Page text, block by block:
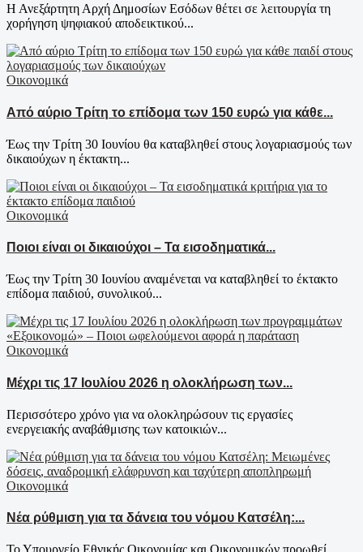
Η Ανεξάρτητη Αρχή Δημοσίων Εσόδων θέτει σε λειτουργία τη
χορήγηση ψηφιακού αποδεικτικού...
Οικονομικά
Από αύριο Τρίτη το επίδομα των 150 ευρώ για κάθε...
Έως την Τρίτη 30 Ιουνίου θα καταβληθεί στους λογαριασμούς των
δικαιούχων η έκτακτη...
Οικονομικά
Ποιοι είναι οι δικαιούχοι – Τα εισοδηματικά...
Έως την Τρίτη 30 Ιουνίου αναμένεται να καταβληθεί το έκτακτο
επίδομα παιδιού, συνολικού...
Οικονομικά
Μέχρι τις 17 Ιουλίου 2026 η ολοκλήρωση των...
Περισσότερο χρόνο για να ολοκληρώσουν τις εργασίες
ενεργειακής αναβάθμισης των κατοικιών...
Οικονομικά
Νέα ρύθμιση για τα δάνεια του νόμου Κατσέλη:...